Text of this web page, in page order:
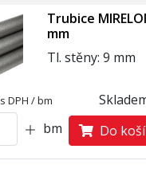
Trubice
mm
Tl. stěny: 9 mm
s DPH / bm
bm
Do